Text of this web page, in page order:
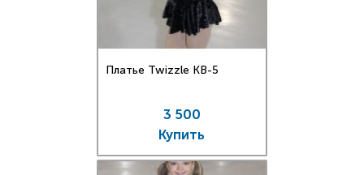
Платье Twizzle КВ-5
3 500
Купить